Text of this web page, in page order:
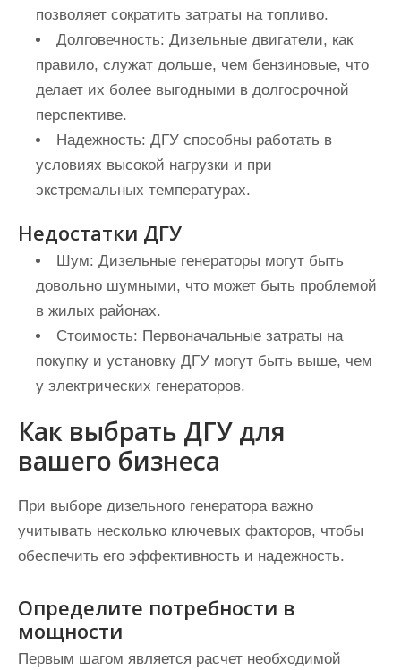
позволяет сократить затраты на топливо.
Долговечность: Дизельные двигатели, как
правило, служат дольше, чем бензиновые, что
делает их более выгодными в долгосрочной
перспективе.
Надежность: ДГУ способны работать в
условиях высокой нагрузки и при
экстремальных температурах.
Недостатки ДГУ
Шум: Дизельные генераторы могут быть
довольно шумными, что может быть проблемой
в жилых районах.
Стоимость: Первоначальные затраты на
покупку и установку ДГУ могут быть выше, чем
у электрических генераторов.
Как выбрать ДГУ для
вашего бизнеса
При выборе дизельного генератора важно
учитывать несколько ключевых факторов, чтобы
обеспечить его эффективность и надежность.
Определите потребности в
мощности
Первым шагом является расчет необходимой